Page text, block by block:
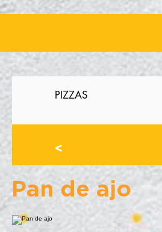
PIZZAS
>
Pan de ajo